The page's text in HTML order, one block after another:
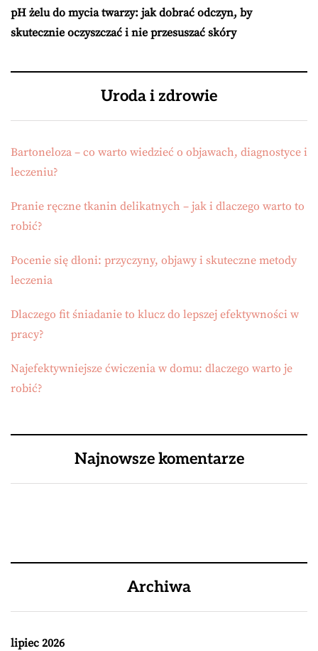
pH żelu do mycia twarzy: jak dobrać odczyn, by
skutecznie oczyszczać i nie przesuszać skóry
Uroda i zdrowie
Bartoneloza – co warto wiedzieć o objawach, diagnostyce i
leczeniu?
Pranie ręczne tkanin delikatnych – jak i dlaczego warto to
robić?
Pocenie się dłoni: przyczyny, objawy i skuteczne metody
leczenia
Dlaczego fit śniadanie to klucz do lepszej efektywności w
pracy?
Najefektywniejsze ćwiczenia w domu: dlaczego warto je
robić?
Najnowsze komentarze
Archiwa
lipiec 2026